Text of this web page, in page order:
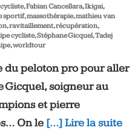
,Fabian Cancellara,Ikigai,
sportif,massothérapie,mathieu van
,ravitaillement,récupération,
cycliste,Stéphane Gicquel,Tadej
,worldtour
du peloton propour aller
Gicquel, soigneur au
et pierre
On le […] Lire la suite